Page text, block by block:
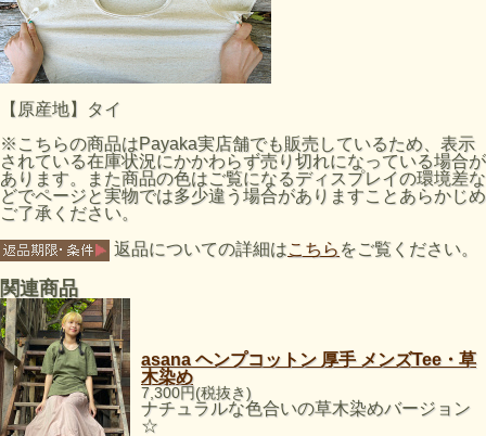
【原産地】タイ
※こちらの商品はPayaka実店舗でも販売しているため、表示
されている在庫状況にかかわらず売り切れになっている場合が
あります。また商品の色はご覧になるディスプレイの環境差な
どでページと実物では多少違う場合がありますことあらかじめ
ご了承ください。
返品についての詳細はこちら をご覧ください。
関連商品
asana ヘンプコットン 厚手 メンズTee・草
木染め
7,300円(税抜き)
ナチュラルな色合いの草木染めバージョン
☆